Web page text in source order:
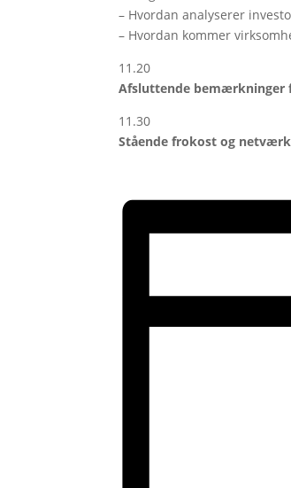
– Hvordan analyserer
– Hvordan kommer
11.20
Afsluttende bemærkninger
11.30
Stående frokost og netværk